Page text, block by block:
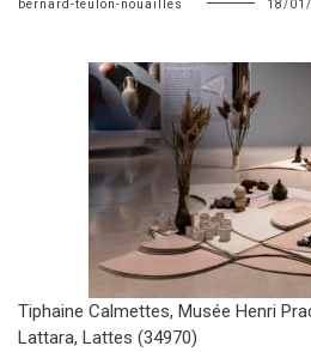
bernard-teulon-nouailles 18/
Tiphaine Calmettes, Musée Henri
Lattara, Lattes (34970)